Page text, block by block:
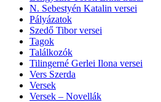
N. Sebestyén Katalin versei
Pályázatok
Szedő Tibor versei
Tagok
Találkozók
Tilingerné Gerlei Ilona versei
Vers Szerda
Versek
Versek – Novellák